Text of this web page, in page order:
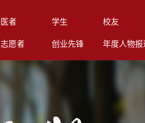
医者 学生 校友
志愿者 创业先锋 年度人物报